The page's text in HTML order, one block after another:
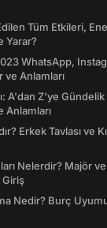
Tüm Etkileri,
Yarar?
WhatsApp,
ve Anlamları
A'dan Z'ye Gündelik
Anlamları
Erkek Tavlası ve
Nelerdir? Majör
Giriş
Nedir? Burç